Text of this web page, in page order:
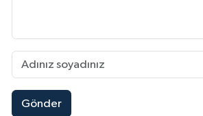
Gönder